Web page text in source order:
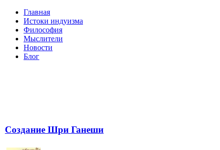
Главная
Истоки индуизма
Философия
Мыслители
Новости
Блог
Создание Шри Ганеши